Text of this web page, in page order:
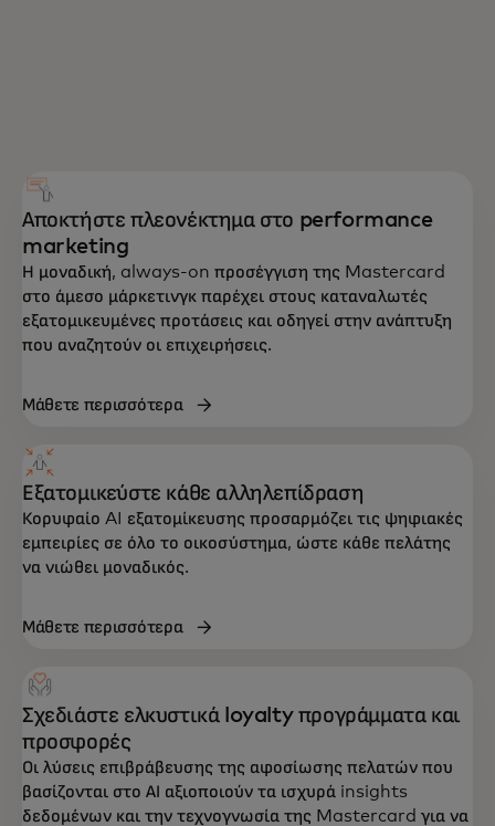
Αποκτήστε πλεονέκτημα στο performance
marketing
Η μοναδική, always-on προσέγγιση της Mastercard
στο άμεσο μάρκετινγκ παρέχει στους καταναλωτές
εξατομικευμένες προτάσεις και οδηγεί στην ανάπτυξη
που αναζητούν οι επιχειρήσεις.
Μάθετε περισσότερα
Εξατομικεύστε κάθε αλληλεπίδραση
Κορυφαίο AI εξατομίκευσης προσαρμόζει τις ψηφιακές
εμπειρίες σε όλο το οικοσύστημα, ώστε κάθε πελάτης
να νιώθει μοναδικός.
Μάθετε περισσότερα
Σχεδιάστε ελκυστικά loyalty προγράμματα και
προσφορές
Οι λύσεις επιβράβευσης της αφοσίωσης πελατών που
βασίζονται στο ΑΙ αξιοποιούν τα ισχυρά insights
δεδομένων και την τεχνογνωσία της Mastercard για να